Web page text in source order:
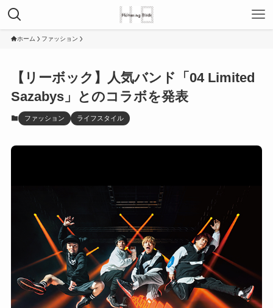
ホーム ファッション
【リーボック】人気バンド「04 Limited
Sazabys」とのコラボを発表
ファッション ライフスタイル